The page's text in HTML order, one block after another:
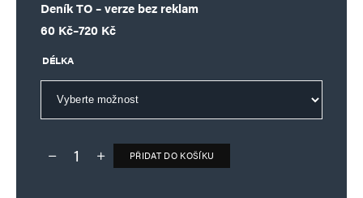
Deník TO – verze bez reklam
60 Kč–720 Kč
Rozpětí cen: 60 Kč až 720 Kč
DÉLKA
Deník TO – verze bez reklam množství
PŘIDAT DO KOŠÍKU